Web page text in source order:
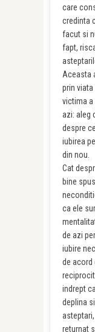
care
credinta
facut si
fapt,
Aceasta
prin
victima a
azi: aleg
despre
iubirea
din nou.
Cat
bine
ca ele
de azi
iubire
de acord
indrept
deplina
returnat